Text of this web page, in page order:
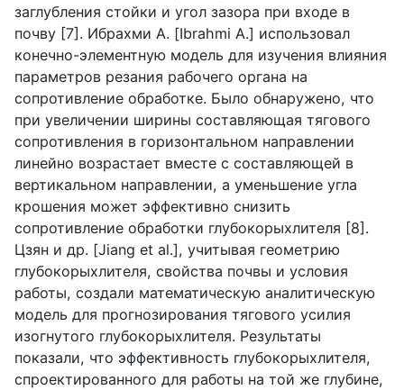
заглубления стойки и угол зазора при входе в
почву [7]. Ибрахми А. [Ibrahmi A.] использовал
конечно-элементную модель для изучения влияния
параметров резания рабочего органа на
сопротивление обработке. Было обнаружено, что
при увеличении ширины составляющая тягового
сопротивления в горизонтальном направлении
линейно возрастает вместе с составляющей в
вертикальном направлении, а уменьшение угла
крошения может эффективно снизить
сопротивление обработки глубокорыхлителя [8].
Цзян и др. [Jiang et al.], учитывая геометрию
глубокорыхлителя, свойства почвы и условия
работы, создали математическую аналитическую
модель для прогнозирования тягового усилия
изогнутого глубокорыхлителя. Результаты
показали, что эффективность глубокорыхлителя,
спроектированного для работы на той же глубине,